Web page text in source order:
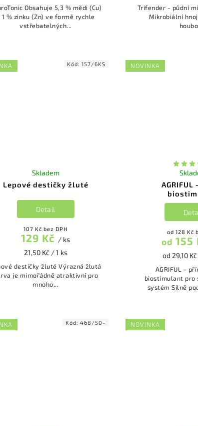
5,3 % mědi (Cu)
1 % zinku (Zn) ve formě rychle
vstřebatelných...
Trifender - půdní
Mikrobiální
Lepové destičky žluté
Skladem
107 Kč bez DPH
129 Kč / ks
21,50 Kč / 1 ks
Detail
destičky žluté Výrazná žlutá
je mimořádně atraktivní pro
mnoho...
Kód:157/6KS NOVINKA
od 128 Kč
od 155
od 29,10
AGRIFUL –
biostimulant pro
systém
Kód:468/50- NOVINKA